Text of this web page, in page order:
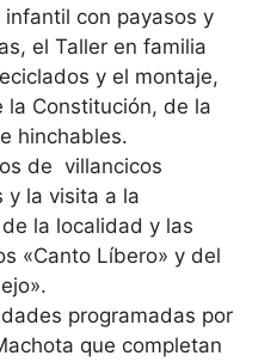
con payasos y
el Taller en familia
y el montaje,
la Constitución, de la
hinchables.
de villancicos
y la visita a la
la localidad y las
«Canto Líbero» y del
programadas por
que completan